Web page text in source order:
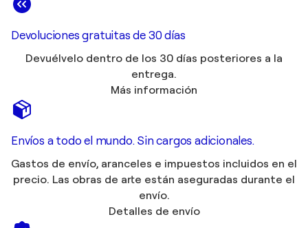
Devoluciones gratuitas de 30 días
Devuélvelo dentro de los 30 días posteriores a la
entrega.
Más información
Envíos a todo el mundo. Sin cargos adicionales.
Gastos de envío, aranceles e impuestos incluidos en el
precio. Las obras de arte están aseguradas durante el
envío.
Detalles de envío